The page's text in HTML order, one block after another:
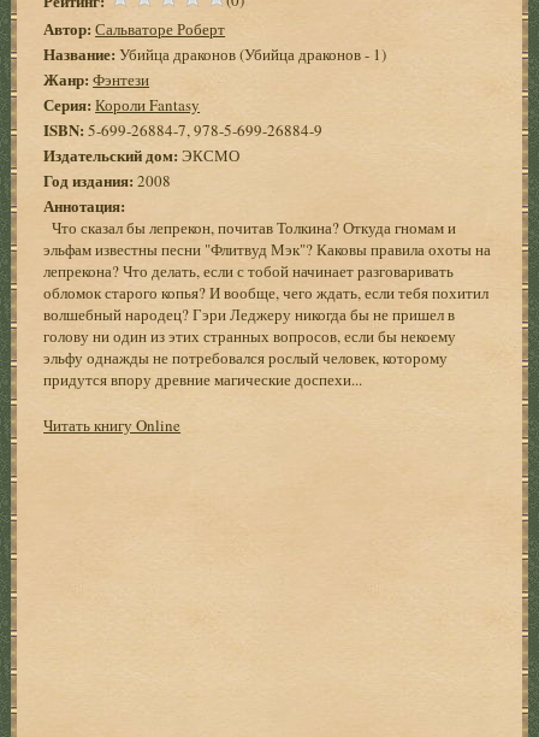
Автор: Сальваторе Роберт
Название: Убийца драконов (Убийца драконов - 1)
Жанр: Фэнтези
Серия: Короли Fantasy
ISBN: 5-699-26884-7, 978-5-699-26884-9
Издательский дом: ЭКСМО
Год издания: 2008
Аннотация:
Что сказал бы лепрекон, почитав Толкина? Откуда гномам и
эльфам известны песни "Флитвуд Мэк"? Каковы правила охоты на
лепрекона? Что делать, если с тобой начинает разговаривать
обломок старого копья? И вообще, чего ждать, если тебя похитил
волшебный народец? Гэри Леджеру никогда бы не пришел в
голову ни один из этих странных вопросов, если бы некоему
эльфу однажды не потребовался рослый человек, которому
придутся впору древние магические доспехи...
Читать книгу Online